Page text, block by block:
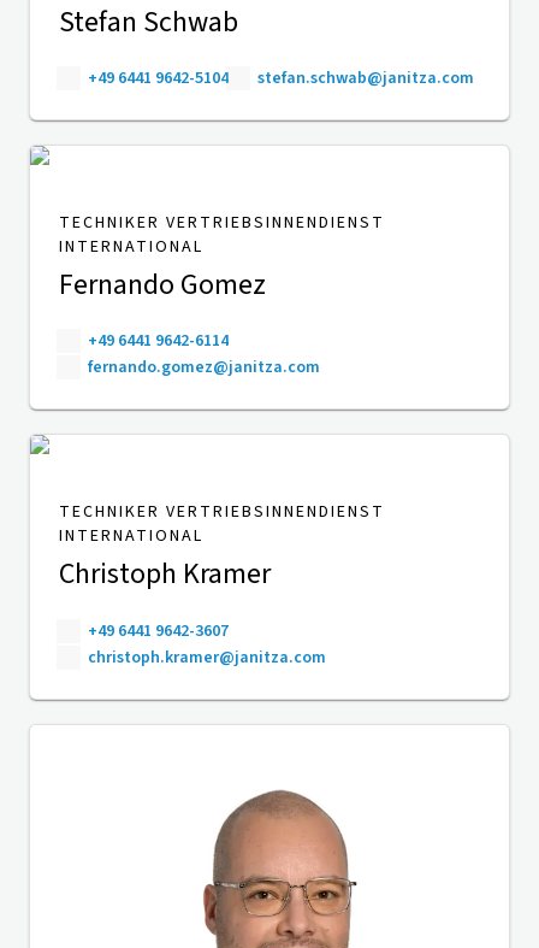
Stefan Schwab
+49 6441 9642-5104 stefan.schwab@janitza.com
TECHNIKER VERTRIEBSINNENDIENST
INTERNATIONAL
Fernando Gomez
+49 6441 9642-6114
fernando.gomez@janitza.com
TECHNIKER VERTRIEBSINNENDIENST
INTERNATIONAL
Christoph Kramer
+49 6441 9642-3607
christoph.kramer@janitza.com